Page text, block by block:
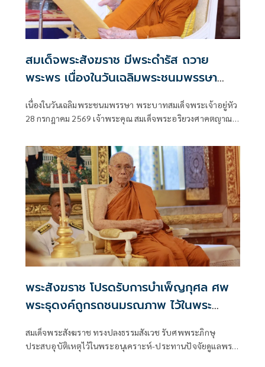
สมเด็จพระสังฆราช มีพระดำรัส ถวาย
พระพร เนื่องในวันเฉลิมพระชนมพรรษา
พระบาทสมเด็จพระเจ้าอยู่หัว
เนื่องในวันเฉลิมพระชนมพรรษา พระบาทสมเด็จพระเจ้าอยู่หัว
28 กรกฎาคม 2569 เจ้าพระคุณ สมเด็จพระอริยวงศาคตญาณ
พระพร ความว่า
พระสังฆราช โปรดรับการบำเพ็ญกุศล ศพ
พระธุดงค์ถูกรถชนมรณภาพ ไว้ในพระ
อนุเคราะห์
สมเด็จพระสังฆราช ทรงปลงธรรมสังเวช รับศพพระภิกษุ
ประสบอุบัติเหตุไว้ในพระอนุเคราะห์-ประทานปัจจัยดูแลพระ